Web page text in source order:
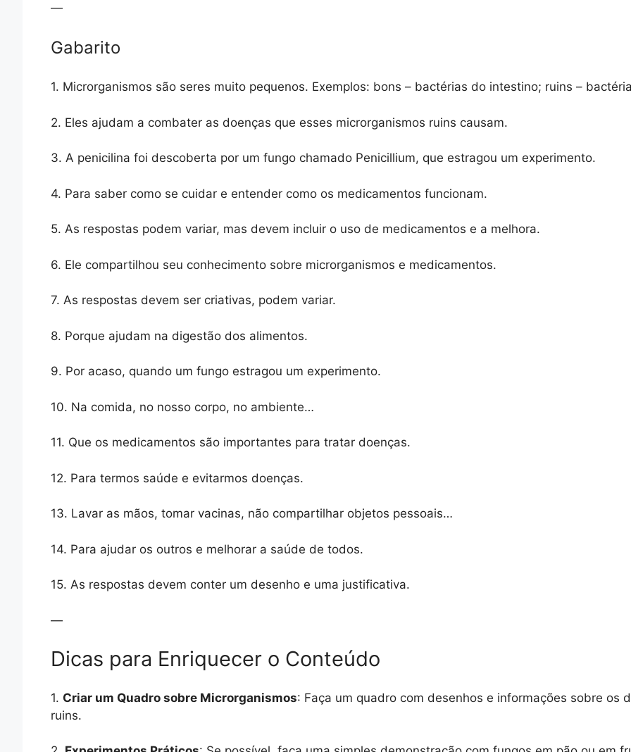
—
Gabarito
1. Microrganismos são seres muito pequenos. Exemplos: bons – bactérias do intestino; ruins –
2. Eles ajudam a combater as doenças que esses microrganismos ruins causam.
3. A penicilina foi descoberta por um fungo chamado Penicillium, que estragou um experimento.
4. Para saber como se cuidar e entender como os medicamentos funcionam.
5. As respostas podem variar, mas devem incluir o uso de medicamentos e a melhora.
6. Ele compartilhou seu conhecimento sobre microrganismos e medicamentos.
7. As respostas devem ser criativas, podem variar.
8. Porque ajudam na digestão dos alimentos.
9. Por acaso, quando um fungo estragou um experimento.
10. Na comida, no nosso corpo, no ambiente…
11. Que os medicamentos são importantes para tratar doenças.
12. Para termos saúde e evitarmos doenças.
13. Lavar as mãos, tomar vacinas, não compartilhar objetos pessoais…
14. Para ajudar os outros e melhorar a saúde de todos.
15. As respostas devem conter um desenho e uma justificativa.
—
Dicas para Enriquecer o Conteúdo
1. Criar um Quadro sobre Microrganismos: Faça um quadro com desenhos e informações sobre os
ruins.